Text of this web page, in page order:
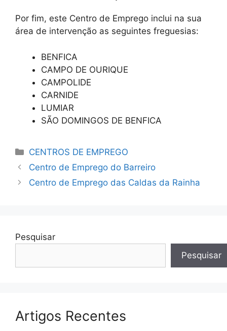
Por fim, este Centro de Emprego inclui na sua
área de intervenção as seguintes freguesias:
BENFICA
CAMPO DE OURIQUE
CAMPOLIDE
CARNIDE
LUMIAR
SÃO DOMINGOS DE BENFICA
Categorias
CENTROS DE EMPREGO
Centro de Emprego do Barreiro
Centro de Emprego das Caldas da Rainha
Pesquisar
Pesquisar
Artigos Recentes